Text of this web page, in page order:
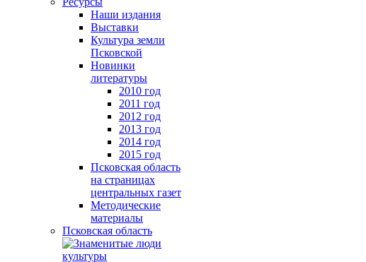
Наши издания
Выставки
Культура земли
Псковской
Новинки
литературы
2010 год
2011 год
2012 год
2013 год
2014 год
2015 год
Псковская область
на страницах
центральных газет
Методические
материалы
Псковская область